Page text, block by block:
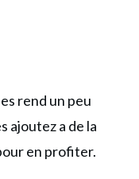
rend un peu
ajoutez a de la
en profiter.